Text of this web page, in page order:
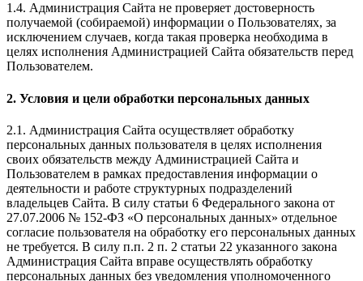
1.4. Администрация Сайта не проверяет достоверность
получаемой (собираемой) информации о Пользователях, за
исключением случаев, когда такая проверка необходима в
целях исполнения Администрацией Сайта обязательств перед
Пользователем.
2. Условия и цели обработки персональных данных
2.1. Администрация Сайта осуществляет обработку
персональных данных пользователя в целях исполнения
своих обязательств между Администрацией Сайта и
Пользователем в рамках предоставления информации о
деятельности и работе структурных подразделений
владельцев Сайта. В силу статьи 6 Федерального закона от
27.07.2006 № 152-ФЗ «О персональных данных» отдельное
согласие пользователя на обработку его персональных данных
не требуется. В силу п.п. 2 п. 2 статьи 22 указанного закона
Администрация Сайта вправе осуществлять обработку
персональных данных без уведомления уполномоченного